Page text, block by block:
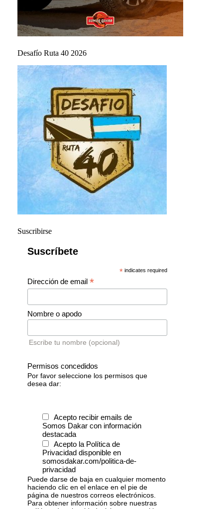
Desafío Ruta 40 2026
Suscribirse
Suscríbete
* indicates required
Dirección de email *
Nombre o apodo
Escribe tu nombre (opcional)
Permisos concedidos
Por favor seleccione los permisos que
desea dar:
Acepto recibir emails de
Somos Dakar con información
destacada
Acepto la Política de
Privacidad disponible en
somosdakar.com/politica-de-
privacidad
Puede darse de baja en cualquier momento
haciendo clic en el enlace en el pie de
página de nuestros correos electrónicos.
Para obtener información sobre nuestras